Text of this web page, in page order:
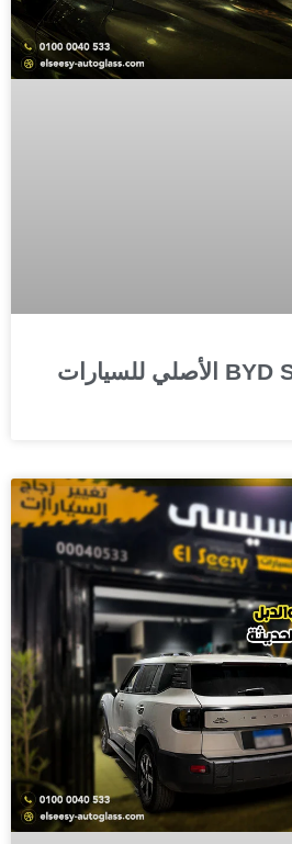
زجاج BYD Song Plus الأصلي للسيارات